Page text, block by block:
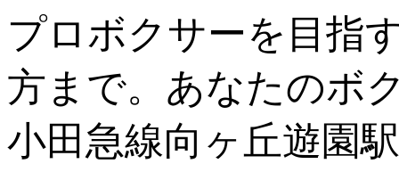
プロボクサーを目指
方まで。あなたのボ
小田急線向ヶ丘遊園